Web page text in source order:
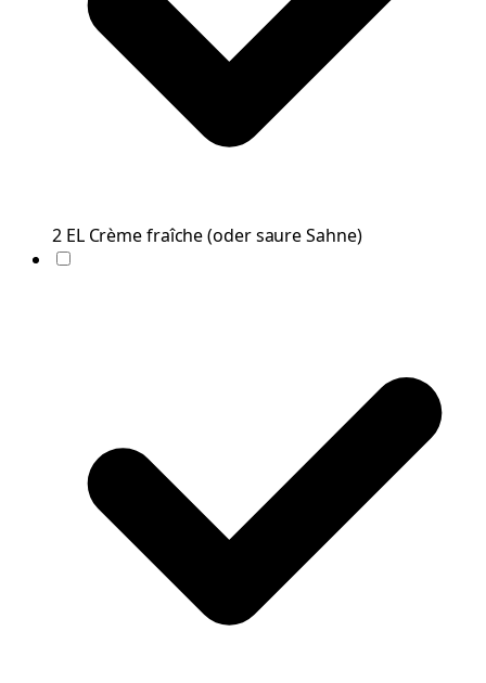
2 EL Crème fraîche(oder saure Sahne)